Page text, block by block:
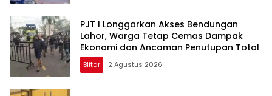
PJT I Longgarkan Akses Bendungan
Lahor, Warga Tetap Cemas Dampak
Ekonomi dan Ancaman Penutupan Total
Blitar 2 Agustus 2026